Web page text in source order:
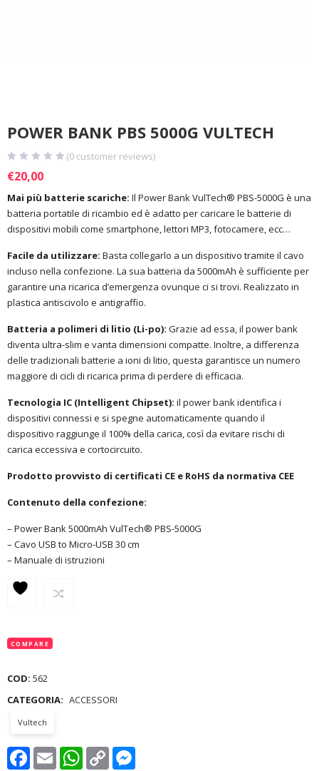
POWER BANK PBS 5000G VULTECH
(0 customer reviews)
€20,00
Mai più batterie scariche: Il Power Bank VulTech® PBS-5000G è una
batteria portatile di ricambio ed è adatto per caricare le batterie di
dispositivi mobili come smartphone, lettori MP3, fotocamere, ecc…
Facile da utilizzare: Basta collegarlo a un dispositivo tramite il cavo
incluso nella confezione. La sua batteria da 5000mAh è sufficiente per
garantire una ricarica d’emergenza ovunque ci si trovi. Realizzato in
plastica antiscivolo e antigraffio.
Batteria a polimeri di litio (Li-po): Grazie ad essa, il power bank
diventa ultra-slim e vanta dimensioni compatte. Inoltre, a differenza
delle tradizionali batterie a ioni di litio, questa garantisce un numero
maggiore di cicli di ricarica prima di perdere di efficacia.
Tecnologia IC (Intelligent Chipset): il power bank identifica i
dispositivi connessi e si spegne automaticamente quando il
dispositivo raggiunge il 100% della carica, così da evitare rischi di
carica eccessiva e cortocircuito.
Prodotto provvisto di certificati CE e RoHS da normativa CEE
Contenuto della confezione:
– Power Bank 5000mAh VulTech® PBS-5000G
– Cavo USB to Micro-USB 30 cm
– Manuale di istruzioni
COMPARE
COD: 562
CATEGORIA: ACCESSORI
Vultech
Facebook
Email WhatsApp
Copy
Link